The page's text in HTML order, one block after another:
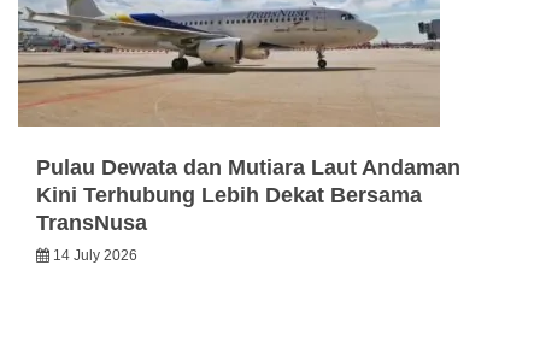
Pulau Dewata dan Mutiara Laut Andaman
Kini Terhubung Lebih Dekat Bersama
TransNusa
14 July 2026